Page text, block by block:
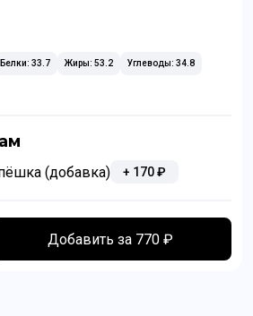
Белки: 33.7 Жиры: 53.2 Углеводы: 34.8
(добавка) + 170₽
Добавить за 770 ₽